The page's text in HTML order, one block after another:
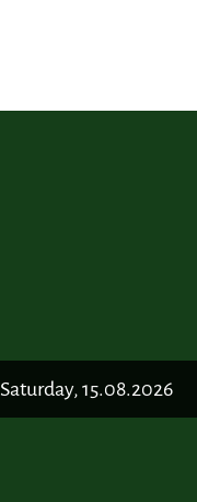
Saturday, 15.08.2026